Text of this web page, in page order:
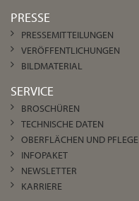
PRESSE
PRESSEMITTEILUNGEN
VERÖFFENTLICHUNGEN
BILDMATERIAL
SERVICE
BROSCHÜREN
TECHNISCHE DATEN
OBERFLÄCHEN UND PFLEGE
INFOPAKET
NEWSLETTER
KARRIERE